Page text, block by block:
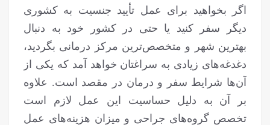
اگر بخواهید برای عمل تأیید جنسیت به کشوری
دیگر سفر کنید یا حتی در کشور خود به دنبال
بهترین شهر و متخصص‌ترین مرکز درمانی بگردید،
دغدغه‌های زیادی به سراغتان خواهد آمد که یکی از
آن‌ها شرایط سفر و درمان در مقصد است. علاوه
بر آن به دلیل حساسیت این عمل لازم است
تخصص گروه‌های جراحی و میزان هزینه‌های عمل